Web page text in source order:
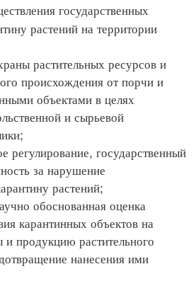
государственных
растений на территории
растительных ресурсов и
происхождения от порчи и
объектами в целях
и сырьевой
государственный
за нарушение
растений;
обоснованная оценка
карантинных объектов на
и продукцию растительного
нанесения ими